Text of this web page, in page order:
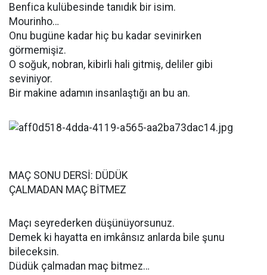
Benfica kulübesinde tanıdık bir isim.
Mourinho…
Onu bugüne kadar hiç bu kadar sevinirken
görmemişiz.
O soğuk, nobran, kibirli hali gitmiş, deliler gibi
seviniyor.
Bir makine adamın insanlaştığı an bu an.
MAÇ SONU DERSİ: DÜDÜK
ÇALMADAN MAÇ BİTMEZ
Maçı seyrederken düşünüyorsunuz.
Demek ki hayatta en imkânsız anlarda bile şunu
bileceksin.
Düdük çalmadan maç bitmez…